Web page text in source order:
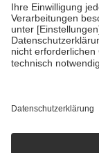
• Untersuchungen
GKV getragen
• empfohlenen
• Harn- und
getroffen, um
https://